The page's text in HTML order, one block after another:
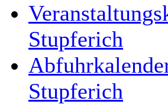
Stupferich
Stupferich